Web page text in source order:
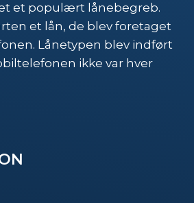
et populært lånebegreb.
et lån, de blev foretaget
Lånetypen blev indført
ikke var hver